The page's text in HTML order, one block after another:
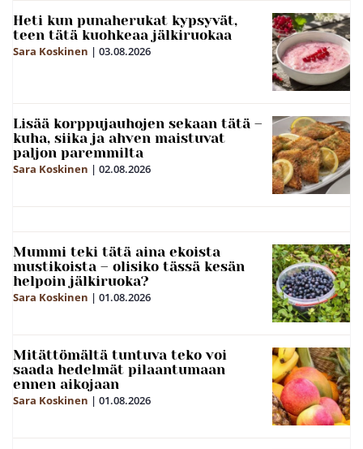
Heti kun punaherukat kypsyvät,
teen tätä kuohkeaa jälkiruokaa
Sara Koskinen | 03.08.2026
Lisää korppujauhojen sekaan tätä –
kuha, siika ja ahven maistuvat
paljon paremmilta
Sara Koskinen | 02.08.2026
Mummi teki tätä aina ekoista
mustikoista – olisiko tässä kesän
helpoin jälkiruoka?
Sara Koskinen | 01.08.2026
Mitättömältä tuntuva teko voi
saada hedelmät pilaantumaan
ennen aikojaan
Sara Koskinen | 01.08.2026